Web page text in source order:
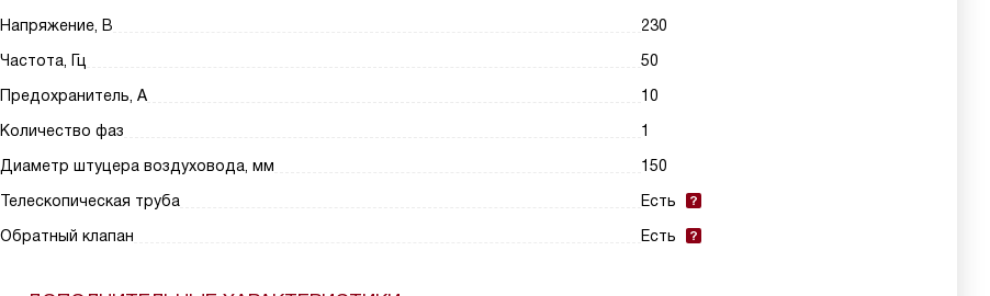
Напряжение, В
230
Частота, Гц
50
Предохранитель, А
10
Количество фаз
1
Диаметр штуцера воздуховода, мм
150
Телескопическая труба
Есть
Обратный клапан
Есть